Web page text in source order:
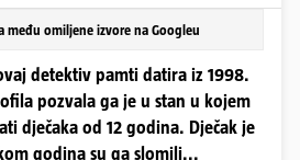
među omiljene izvore na Googleu
detektiv pamti datira iz 1998.
pozvala ga je u stan u kojem
dječaka od 12 godina. Dječak je
godina su ga slomili...